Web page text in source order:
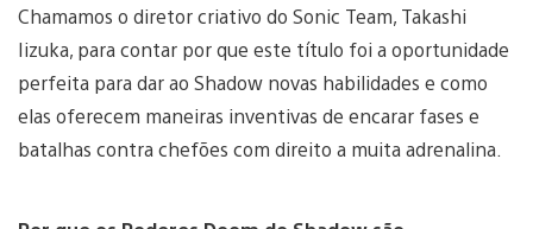
Chamamos o diretor criativo do Sonic Team, Takashi
Iizuka, para contar por que este título foi a oportunidade
perfeita para dar ao Shadow novas habilidades e como
elas oferecem maneiras inventivas de encarar fases e
batalhas contra chefões com direito a muita adrenalina.